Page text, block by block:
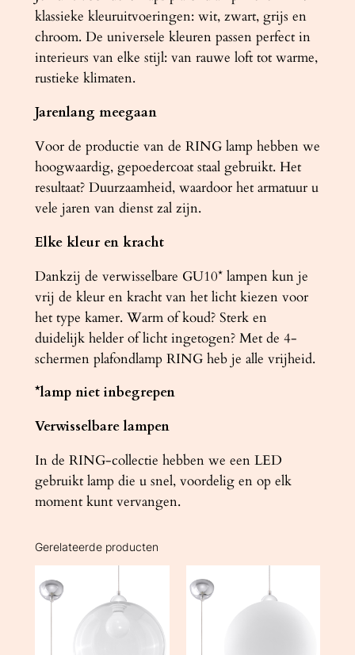
klassieke kleuruitvoeringen: wit, zwart, grijs en
chroom. De universele kleuren passen perfect in
interieurs van elke stijl: van rauwe loft tot warme,
rustieke klimaten.
Jarenlang meegaan
Voor de productie van de RING lamp hebben we
hoogwaardig, gepoedercoat staal gebruikt. Het
resultaat? Duurzaamheid, waardoor het armatuur u
vele jaren van dienst zal zijn.
Elke kleur en kracht
Dankzij de verwisselbare GU10* lampen kun je
vrij de kleur en kracht van het licht kiezen voor
het type kamer. Warm of koud? Sterk en
duidelijk helder of licht ingetogen? Met de 4-
schermen plafondlamp RING heb je alle vrijheid.
*lamp niet inbegrepen
Verwisselbare lampen
In de RING-collectie hebben we een LED
gebruikt lamp die u snel, voordelig en op elk
moment kunt vervangen.
Gerelateerde producten